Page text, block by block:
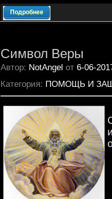
Подробнее
Символ Веры
Автор: NotAngel от 6-06-
Категория: ПОМОЩЬ И